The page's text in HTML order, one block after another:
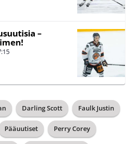
–
Darling Scott Faulk Justin
Pääuutiset Perry Corey